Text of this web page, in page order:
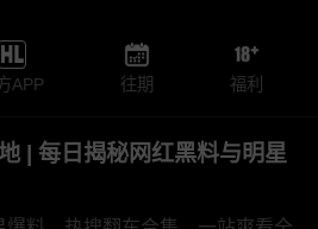
APP 往期 福利
| 每日揭秘网红黑料与明星